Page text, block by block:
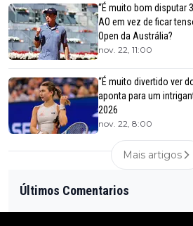
“É muito bom disputar
AO em vez de ficar
Open da Austrália?
nov. 22, 11:00
“É muito divertido ver
aponta para um
2026
nov. 22, 8:00
Mais artigos
Últimos Comentarios